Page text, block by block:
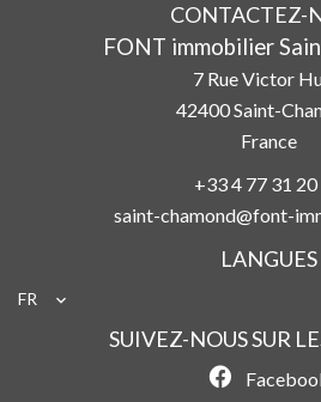
CONTACTEZ-
FONT immobilier
7 Rue Victor
42400Saint-
France
+33 4 77 31 20
saint-chamond@font-
LANGUES
FR
SUIVEZ-NOUS SUR